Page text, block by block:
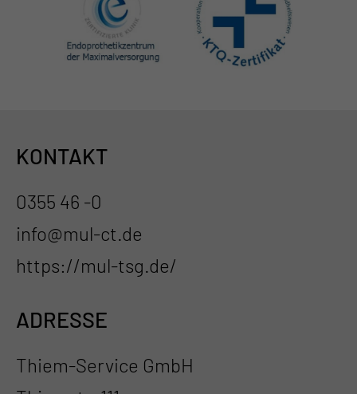
KONTAKT
0355 46 -0
info@mul-ct.de
https://mul-tsg.de/
ADRESSE
Thiem-Service GmbH